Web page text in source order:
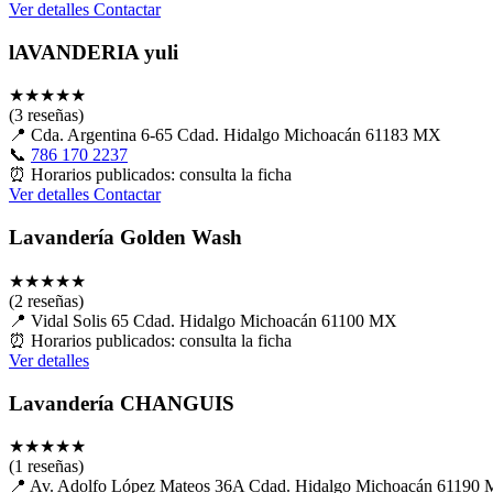
Ver detalles Contactar
lAVANDERIA yuli
★★★★★
(3 reseñas)
📍 Cda. Argentina 6-65 Cdad. Hidalgo Michoacán 61183 MX
📞 786 170 2237
⏰ Horarios publicados: consulta la ficha
Ver detalles Contactar
Lavandería Golden Wash
★★★★★
(2 reseñas)
📍 Vidal Solis 65 Cdad. Hidalgo Michoacán 61100 MX
⏰ Horarios publicados: consulta la ficha
Ver detalles
Lavandería CHANGUIS
★★★★★
(1 reseñas)
📍 Av. Adolfo López Mateos 36A Cdad. Hidalgo Michoacán 61190